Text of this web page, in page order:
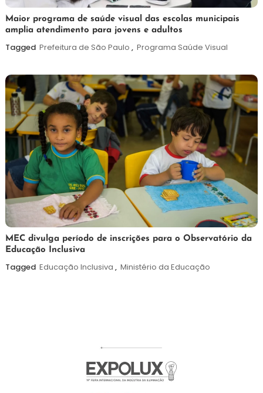
7
de
agosto
Maurilio
Maior programa de saúde visual das escolas municipais
amplia atendimento para jovens e adultos
Tagged Prefeitura de São Paulo , Programa Saúde Visual
7
de
agosto
Maurilio
MEC divulga período de inscrições para o Observatório da
Educação Inclusiva
Tagged Educação Inclusiva , Ministério da Educação